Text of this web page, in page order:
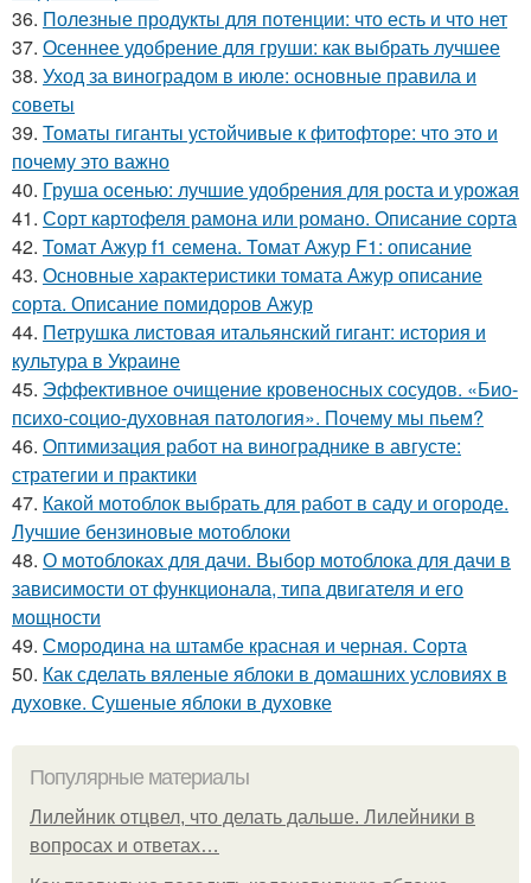
36. Полезные продукты для потенции: что есть и что нет
37. Осеннее удобрение для груши: как выбрать лучшее
38. Уход за виноградом в июле: основные правила и
советы
39. Томаты гиганты устойчивые к фитофторе: что это и
почему это важно
40. Груша осенью: лучшие удобрения для роста и урожая
41. Сорт картофеля рамона или романо. Описание сорта
42. Томат Ажур f1 семена. Томат Ажур F1: описание
43. Основные характеристики томата Ажур описание
сорта. Описание помидоров Ажур
44. Петрушка листовая итальянский гигант: история и
культура в Украине
45. Эффективное очищение кровеносных сосудов. «Био-
психо-социо-духовная патология». Почему мы пьем?
46. Оптимизация работ на винограднике в августе:
стратегии и практики
47. Какой мотоблок выбрать для работ в саду и огороде.
Лучшие бензиновые мотоблоки
48. О мотоблоках для дачи. Выбор мотоблока для дачи в
зависимости от функционала, типа двигателя и его
мощности
49. Смородина на штамбе красная и черная. Сорта
50. Как сделать вяленые яблоки в домашних условиях в
духовке. Сушеные яблоки в духовке
Популярные материалы
Лилейник отцвел, что делать дальше. Лилейники в
вопросах и ответах…